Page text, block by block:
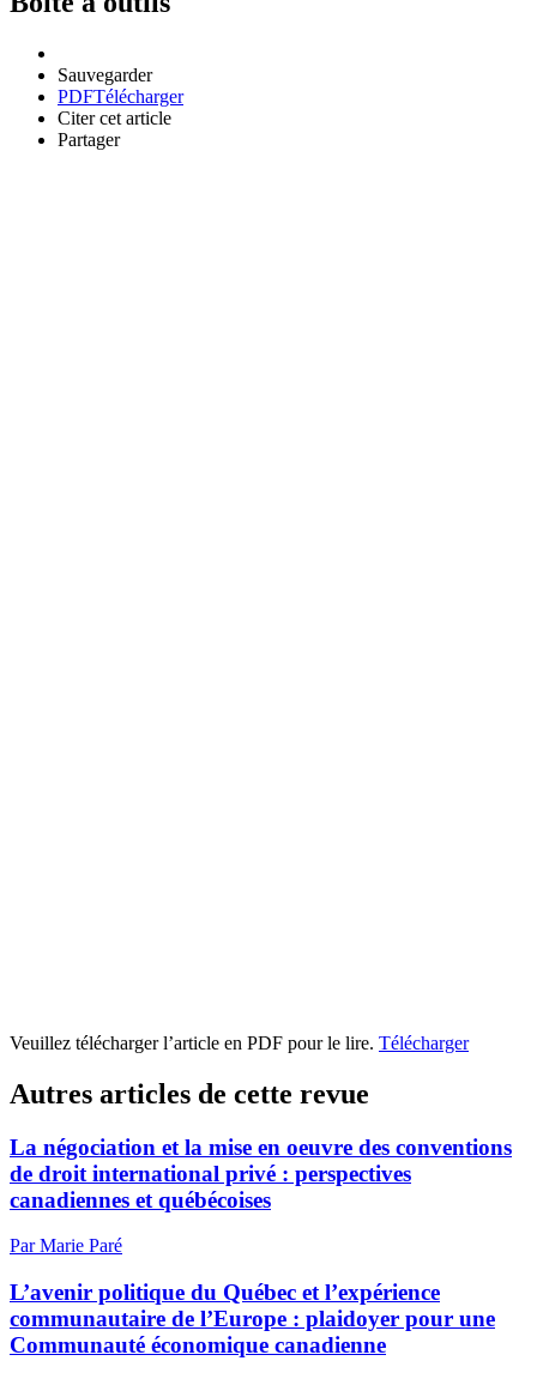
Sauvegarder
PDFTélécharger
Citer cet article
Partager
Veuillez télécharger l’article en PDF pour le lire. Télécharger
Autres articles de cette revue
La négociation et la mise en oeuvre des conventions
de droit international privé : perspectives
canadiennes et québécoises
Par Marie Paré
L’avenir politique du Québec et l’expérience
communautaire de l’Europe : plaidoyer pour une
Communauté économique canadienne